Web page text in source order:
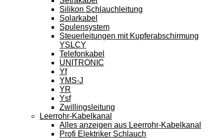
Silikon Schlauchleitung
Solarkabel
Spulensystem
Steuerleitungen mit Kupferabschirmung
YSLCY
Telefonkabel
UNITRONIC
Yf
YMS-J
YR
Ysf
Zwillingsleitung
Leerrohr-Kabelkanal
Alles anzeigen aus Leerrohr-Kabelkanal
Profi Elektriker Schlauch